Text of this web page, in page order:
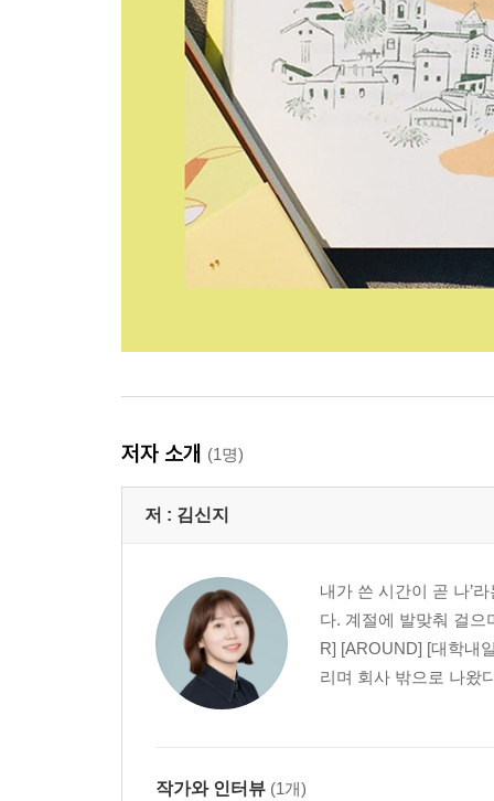
저자 소개 (1명)
저 : 김신지
내가 쓴 시간이 곧 나’
다. 계절에 발맞춰 걸으
R] [AROUND] [대학내
리며 회사 밖으로 나왔
작가와 인터뷰 (1개)